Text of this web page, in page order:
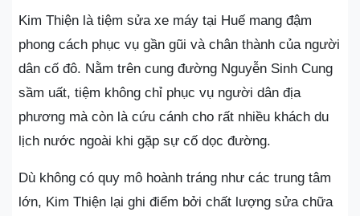
Kim Thiện là tiệm sửa xe máy tại Huế mang đậm
phong cách phục vụ gần gũi và chân thành của người
dân cố đô. Nằm trên cung đường Nguyễn Sinh Cung
sầm uất, tiệm không chỉ phục vụ người dân địa
phương mà còn là cứu cánh cho rất nhiều khách du
lịch nước ngoài khi gặp sự cố dọc đường.
Dù không có quy mô hoành tráng như các trung tâm
lớn, Kim Thiện lại ghi điểm bởi chất lượng sửa chữa